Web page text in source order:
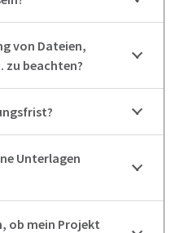
von Dateien,
zu beachten?
Unterlagen
ob mein Projekt